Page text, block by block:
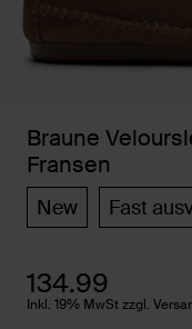
Braune
Fransen
New Fast
134.99
Inkl. 19% MwSt zzgl.